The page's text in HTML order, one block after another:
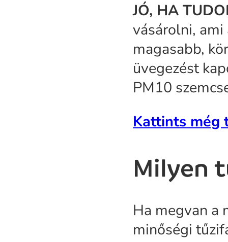
JÓ, HA
vásárolni,
magasabb,
üvegezést
PM10
Kattints még
Milyen
Ha megvan a
minőségi